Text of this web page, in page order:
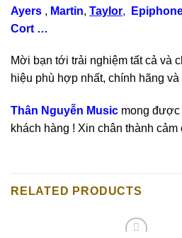
Ayers , Martin, Taylor,
Cort …
Mời bạn tới trải nghiệm tất cả và
hiệu phù hợp nhất, chính hãng
Thân Nguyễn Music mong được
khách hàng ! Xin chân thành cảm
RELATED PRODUCTS